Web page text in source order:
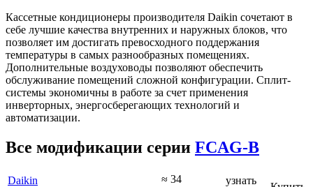
Кассетные кондиционеры производителя Daikin сочетают в
себе лучшие качества внутренних и наружных блоков, что
позволяет им достигать превосходного поддержания
температуры в самых разнообразных помещениях.
Дополнительные воздуховоды позволяют обеспечить
обслуживание помещений сложной конфигурации. Сплит-
системы экономичны в работе за счет применения
инверторных, энергосберегающих технологий и
автоматизации.
Все модификации серии FCAG-B
Daikin
≈ 34
узнать